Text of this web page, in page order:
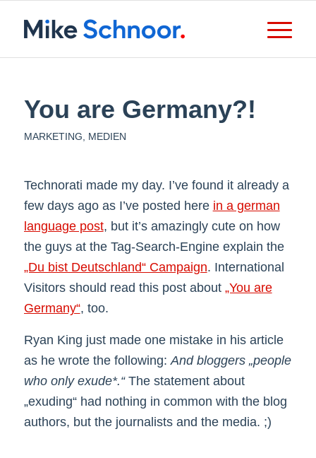
You are Germany?!
MARKETING MEDIEN
Technorati made my day. I’ve found it already a
few days ago as I’ve posted here in a german
language post, but it’s amazingly cute on how
the guys at the Tag-Search-Engine explain the
„Du bist Deutschland“ Campaign. International
Visitors should read this post about „You are
Germany“, too.
Ryan King just made one mistake in his article
as he wrote the following: And bloggers „people
who only exude*.“The statement about
„exuding“ had nothing in common with the blog
authors, but the journalists and the media. ;)